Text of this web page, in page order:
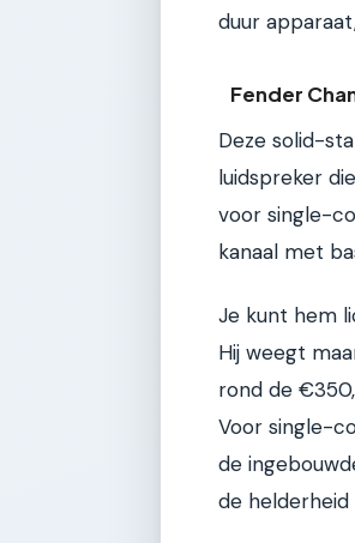
duur
Fender
Deze solid-
luidspreker
voor single-
kanaal met
Je kunt hem
Hij weegt
rond de
Voor single-
de
de helderheid